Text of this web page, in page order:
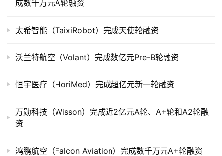
公
司
市
创
投
据
成数千万元A轮融资
太希智能（TaixiRobot）完成天使轮融资
沃兰特航空（Volant）完成数亿元Pre-B轮融资
恒宇医疗（HoriMed）完成超亿元新一轮融资
万勋科技（Wisson）完成近2亿元A轮、A+轮和A2轮融
资
鸿鹏航空（Falcon Aviation）完成数千万元A+轮融资